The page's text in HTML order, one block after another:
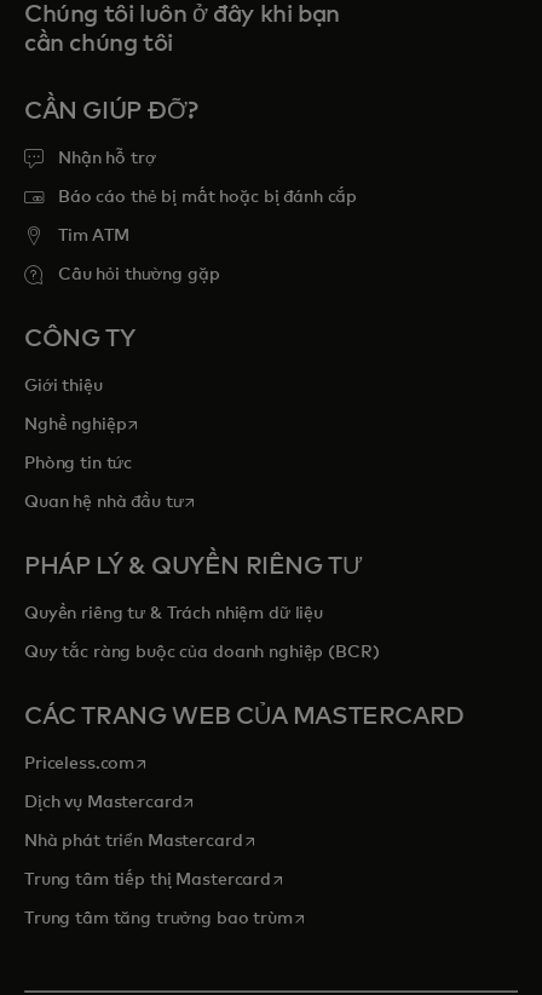
Chúng tôi luôn ở đây khi bạn
cần chúng tôi
CẦN GIÚP ĐỠ?
Nhận hỗ trợ
Báo cáo thẻ bị mất hoặc bị đánh cắp
Tim ATM
Câu hỏi thường gặp
CÔNG TY
Giới thiệu
Nghề nghiệpopens in a new tab
Phòng tin tức
Quan hệ nhà đầu tưopens in a new tab
PHÁP LÝ & QUYỀN RIÊNG TƯ
Quyền riêng tư & Trách nhiệm dữ liệu
Quy tắc ràng buộc của doanh nghiệp (BCR)
CÁC TRANG WEB CỦA MASTERCARD
Priceless.com opens in a new tab
Dịch vụ Mastercardopens in a new tab
Nhà phát triển Mastercardopens in a new tab
Trung tâm tiếp thị Mastercardopens in a new tab
Trung tâm tăng trưởng bao trùmopens in a new tab